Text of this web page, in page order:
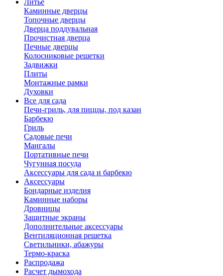
Литьё
Каминные дверцы
Топочные дверцы
Дверца поддувальная
Прочистная дверца
Печные дверцы
Колосниковые решетки
Задвижки
Плиты
Монтажные рамки
Духовки
Все для сада
Печи-гриль, для пиццы, под казан
Барбекю
Гриль
Садовые печи
Мангалы
Портативные печи
Чугунная посуда
Аксессуары для сада и барбекю
Аксессуары
Бондарные изделия
Каминные наборы
Дровницы
Защитные экраны
Дополнительные аксессуары
Вентиляционная решетка
Светильники, абажуры
Термо-краска
Распродажа
Расчет дымохода